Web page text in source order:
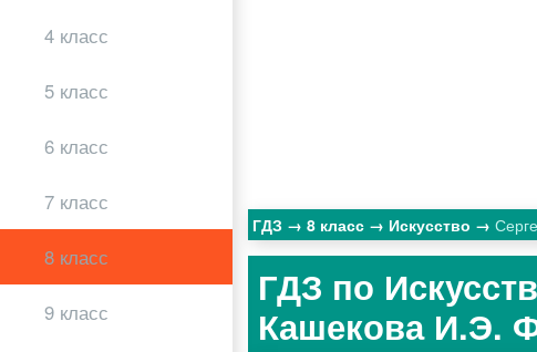
4 класс
5 класс
6 класс
7 класс
8 класс
9 класс
ГДЗ 8 класс Искусство
ГДЗ по
Кашекова И.Э.